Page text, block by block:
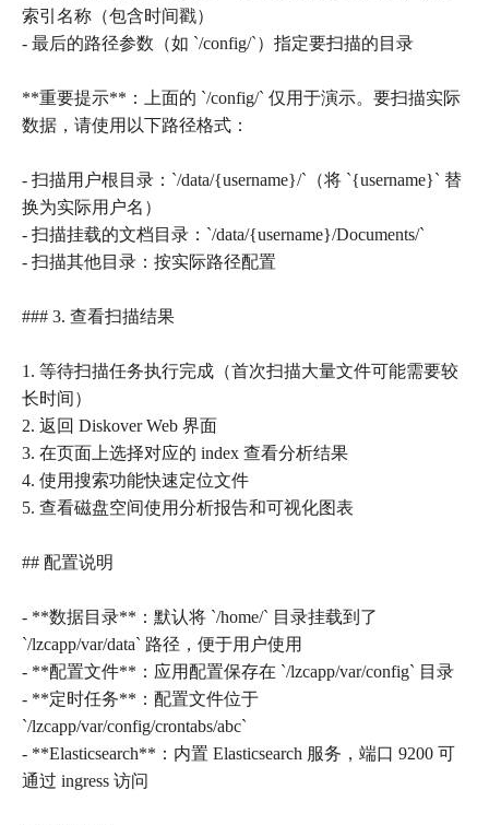
索引名称（包含时间戳）
- 最后的路径参数（如 `/config/`）指定要扫描的目录
**重要提示**：上面的 `/config/` 仅用于演示。要扫描实际
数据，请使用以下路径格式：
- 扫描用户根目录：`/data/{username}/`（将 `{username}` 替
换为实际用户名）
- 扫描挂载的文档目录：`/data/{username}/Documents/`
- 扫描其他目录：按实际路径配置
### 3. 查看扫描结果
1. 等待扫描任务执行完成（首次扫描大量文件可能需要较
长时间）
2. 返回 Diskover Web 界面
3. 在页面上选择对应的 index 查看分析结果
4. 使用搜索功能快速定位文件
5. 查看磁盘空间使用分析报告和可视化图表
## 配置说明
- **数据目录**：默认将 `/home/` 目录挂载到了
`/lzcapp/var/data` 路径，便于用户使用
- **配置文件**：应用配置保存在 `/lzcapp/var/config` 目录
- **定时任务**：配置文件位于
`/lzcapp/var/config/crontabs/abc`
- **Elasticsearch**：内置 Elasticsearch 服务，端口 9200 可
通过 ingress 访问